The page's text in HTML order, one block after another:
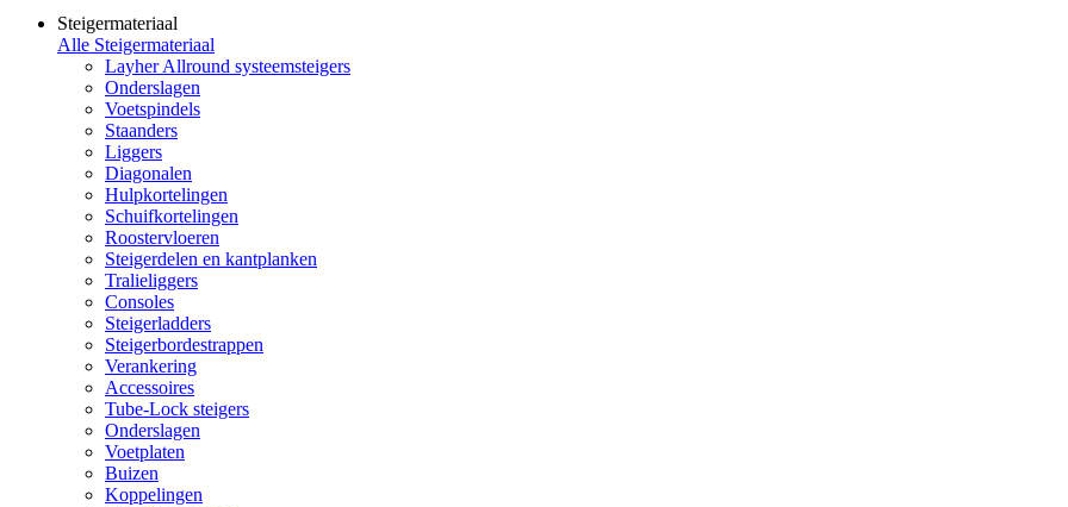
Steigermateriaal
Alle Steigermateriaal
Layher Allround systeemsteigers
Onderslagen
Voetspindels
Staanders
Liggers
Diagonalen
Hulpkortelingen
Schuifkortelingen
Roostervloeren
Steigerdelen en kantplanken
Tralieliggers
Consoles
Steigerladders
Steigerbordestrappen
Verankering
Accessoires
Tube-Lock steigers
Onderslagen
Voetplaten
Buizen
Koppelingen